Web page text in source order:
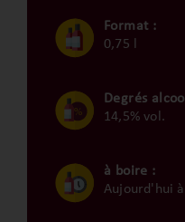
Format :
0,75 l
Degrés
14,5% vol.
à boire :
Aujourd'hui